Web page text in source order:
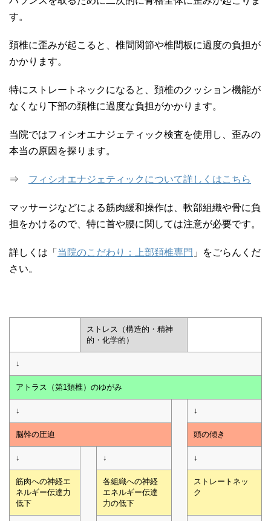
す。
頚椎に歪みが起こると、椎間関節や椎間板に過度の負担が
かかります。
特にストレートネックになると、頚椎のクッション機能が
なくなり下部の頚椎に過度な負担がかかります。
当院ではフィシオエナジェティック検査を使用し、歪みの
本当の原因を探ります。
⇒ フィシオエナジェティックについて詳しくはこちら
マッサージなどによる筋肉緩和操作は、軟部組織や骨に負
担をかけるので、特に首や腰に関しては注意が必要です。
詳しくは「 当院のこだわり：上部頚椎専門 」をごらんくだ
さい。
ストレス（構造的・精神
的・化学的）
↓
アトラス（第1頚椎）のゆがみ
↓ ↓
脳幹の圧迫 頭の傾き
↓ ↓ ↓
筋肉への神経エ
ネルギー伝達力
低下
各組織への神経
エネルギー伝達
力の低下
ストレートネッ
ク